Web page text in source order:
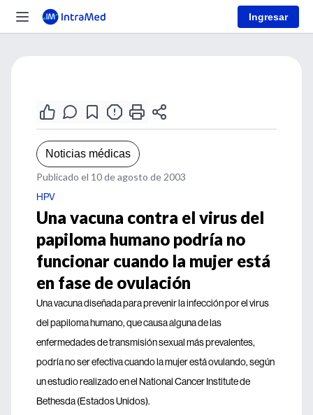
Ingresar
Noticias médicas
Publicado el 10 de agosto de 2003
HPV
Una vacuna contra el virus del
papiloma humano podría no
funcionar cuando la mujer está
en fase de ovulación
Una vacuna diseñada para prevenir la infección por el virus
del papiloma humano, que causa alguna de las
enfermedades de transmisión sexual más prevalentes,
podría no ser efectiva cuando la mujer está ovulando, según
un estudio realizado en el National Cancer Institute de
Bethesda (Estados Unidos).